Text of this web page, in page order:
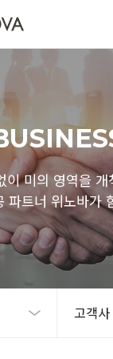
이 미의 영역을 개
파트너 위노바가
고객사